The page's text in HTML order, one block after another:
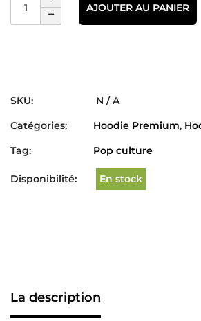
AJOUTER AU PANIER
SKU:
N / A
Catégories:
Hoodie Premium,
Tag:
Pop culture
Disponibilité: En stock
La description